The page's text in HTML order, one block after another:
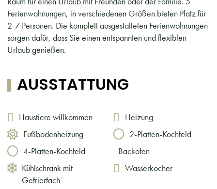
Ferienwohnungen, in verschiedenen Größen bieten Platz für
2-7 Personen. Die komplett ausgestatteten Ferienwohnungen
sorgen dafür, dass Sie einen entspannten und flexiblen
Urlaub genießen.
AUSSTATTUNG
Haustiere willkommen
Heizung
Fußbodenheizung
2-Platten-Kochfeld
4-Platten-Kochfeld
Backofen
Kühlschrank mit
Gefrierfach
Wasserkocher